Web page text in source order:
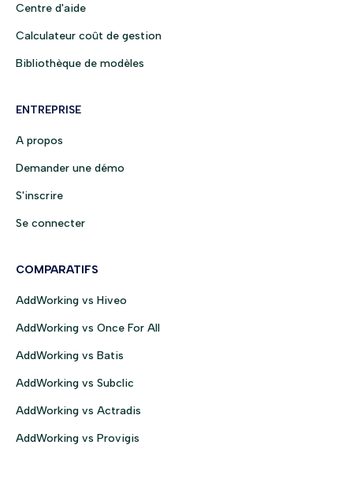
Centre d'aide
Calculateur coût de gestion
Bibliothèque de modèles
ENTREPRISE
A propos
Demander une démo
S'inscrire
Se connecter
COMPARATIFS
AddWorking vs Hiveo
AddWorking vs Once For All
AddWorking vs Batis
AddWorking vs Subclic
AddWorking vs Actradis
AddWorking vs Provigis